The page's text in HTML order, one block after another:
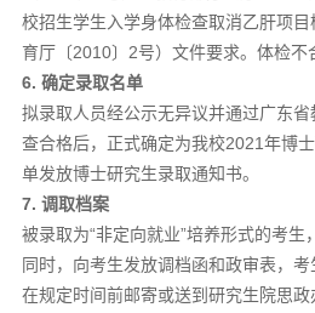
校招生学生入学身体检查取消乙肝项
育厅〔2010〕2号）文件要求。体检不
6. 确定录取名单
拟录取人员经公示无异议并通过广东
查合格后，正式确定为我校2021年博
单发放博士研究生录取通知书。
7. 调取档案
被录取为“非定向就业”培养形式的考
同时，向考生发放调档函和政审表，
在规定时间前邮寄或送到研究生院思政